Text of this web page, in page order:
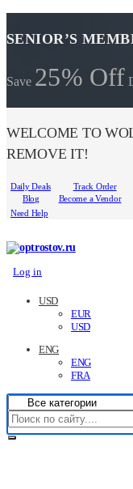
SENIOR’S
Save 25% Off
WELCOME TO
REMOVE IT!
Daily Deals
Track Order
Blog
Become a Vendor
Need Help
Log in
USD
EUR
USD
ENG
ENG
FRA